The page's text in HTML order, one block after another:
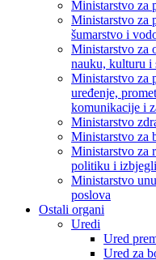
Ministarstvo za
Ministarstvo za
šumarstvo i
Ministarstvo za
nauku, kulturu i
Ministarstvo za
uređenje,
komunikacije i
Ministarstvo
Ministarstvo za
Ministarstvo za
politiku i
Ministarstvo
poslova
Ostali organi
Uredi
Ured
Ured za